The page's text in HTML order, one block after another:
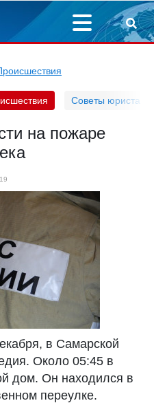
Советы юриста
на пожаре
в Самарской
Около 05:45 в
дом. Он находился в
переулке.